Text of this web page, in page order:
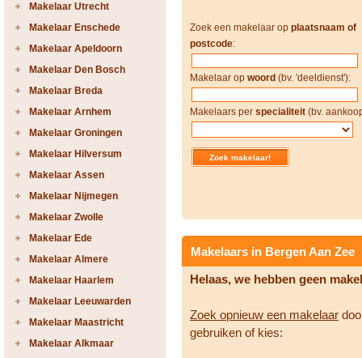
Makelaar Utrecht
Makelaar Enschede
Makelaar Apeldoorn
Makelaar Den Bosch
Makelaar Breda
Makelaar Arnhem
Makelaar Groningen
Makelaar Hilversum
Makelaar Assen
Makelaar Nijmegen
Makelaar Zwolle
Makelaar Ede
Makelaar Almere
Makelaar Haarlem
Makelaar Leeuwarden
Makelaar Maastricht
Makelaar Alkmaar
Zoek een makelaar op plaatsnaam of
postcode:
Makelaar op woord (bv. 'deeldienst'):
Makelaars per specialiteit (bv.
Makelaars in Bergen Aan Zee
Helaas, we hebben geen
Zoek opnieuw een makelaar
gebruiken of kies: